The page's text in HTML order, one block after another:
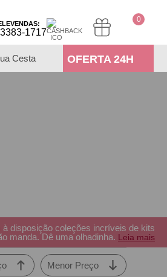
0
3383-1717
Cesta OFERTA 24H
disposição coleções incríveis de kits
manda. Dê uma olhadinha. Leia mais
Menor Preço